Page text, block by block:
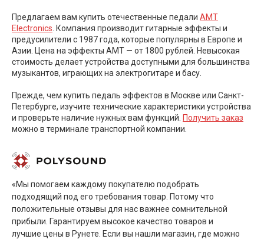
Предлагаем вам купить отечественные педали AMT
Electronics . Компания производит гитарные эффекты и
предусилители с 1987 года, которые популярны в Европе и
Азии. Цена на эффекты AMT — от 1800 рублей. Невысокая
стоимость делает устройства доступными для большинства
музыкантов, играющих на электрогитаре и басу.
Прежде, чем купить педаль эффектов в Москве или Санкт-
Петербурге, изучите технические характеристики устройства
и проверьте наличие нужных вам функций. Получить заказ
можно в терминале транспортной компании.
«Мы помогаем каждому покупателю подобрать
подходящий под его требования товар. Потому что
положительные отзывы для нас важнее сомнительной
прибыли. Гарантируем высокое качество товаров и
лучшие цены в Рунете. Если вы нашли магазин, где можно